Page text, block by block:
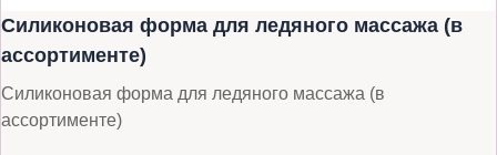
Силиконовая форма для ледяного массажа (в
ассортименте)
Силиконовая форма для ледяного массажа (в
ассортименте)